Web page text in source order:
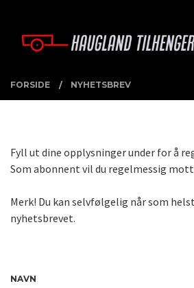
innholdet
FORSIDE NYHETSBREV
Fyll ut dine opplysninger under for å
Som abonnent vil du regelmessig
Merk! Du kan selvfølgelig når som
nyhetsbrevet.
NAVN